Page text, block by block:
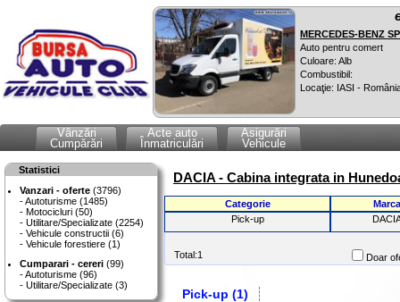
MERCEDES-BENZ
Auto pentru comert
Culoare: Alb
Combustibil:
Locaţie: IASI -
Vânzări
Cumpărări
Acte auto
Înmatriculări
Asigurări
Vehicule
Statistici
Vanzari - oferte (3796)
Autoturisme (1485)
Motocicluri (50)
Utilitare/Specializate (2254)
Vehicule constructii (6)
Vehicule forestiere (1)
Cumparari - cereri (99)
Autoturisme (96)
Utilitare/Specializate (3)
DACIA - Cabina integrata in
Categorie
Marca
Pick-up
Total:1 Doar
Pick-up (1)